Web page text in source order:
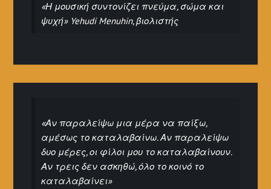
«Η μουσική συντονίζει πνεύμα, σώμα και
ψυχή» Yehudi Menuhin, βιολιστής
«Αν παραλείψω μια μέρα να παίξω,
αμέσως το καταλαβαίνω. Αν παραλείψω
δυο μέρες, οι φίλοι μου το καταλαβαίνουν.
Αν τρεις δεν ασκηθώ, όλο το κοινό το
καταλαβαίνει»